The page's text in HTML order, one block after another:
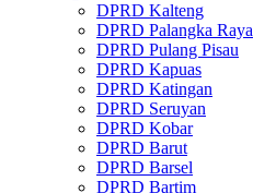
DPRD Kalteng
DPRD Palangka Raya
DPRD Pulang Pisau
DPRD Kapuas
DPRD Katingan
DPRD Seruyan
DPRD Kobar
DPRD Barut
DPRD Barsel
DPRD Bartim